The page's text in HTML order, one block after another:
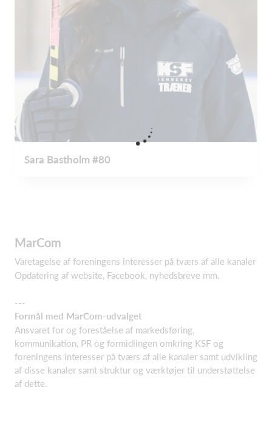
Sara Bastholm #80
MarCom
Varetagelse af foreningens interesser på tværs af alle kanaler
Opdatering af website, Facebook, nyhedsbreve mm.
---
Formål med MarCom-udvalget
Ansvaret for og foreståelse af markedsføring,
kommunikation, PR og formidlingen omkring KSF og
foreningens interesser på tværs af alle kanaler samt udvikling
af disse kanaler samt struktur og værktøjer til understøttelse
af dette.